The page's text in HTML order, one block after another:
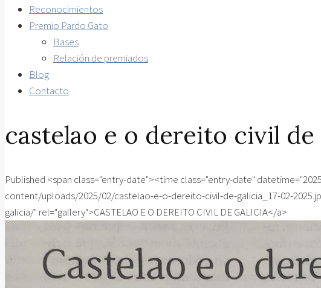
Reconocimientos
Premio Pardo Gato
Bases
Relación de premiados
Blog
Contacto
castelao e o dereito civil
Published <span class="entry-date"><time class="entry-date"
content/uploads/2025/02/castelao-e-o-dereito-civil-de-galicia_17-02-
galicia/" rel="gallery">CASTELAO E O DEREITO CIVIL DE GALICIA</a>